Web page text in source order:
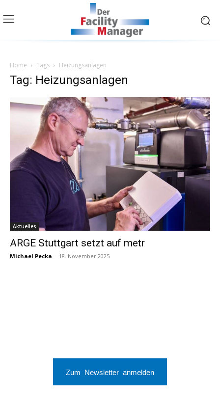
Home Tags Heizungsanlagen
Tag: Heizungsanlagen
Aktuelles
ARGE Stuttgart setzt auf metr
Michael Pecka - 18. November 2025
Zum Newsletter anmelden